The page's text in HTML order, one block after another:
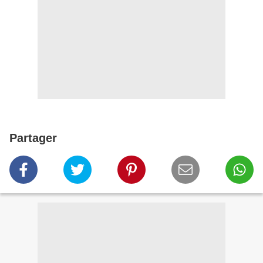
Partager